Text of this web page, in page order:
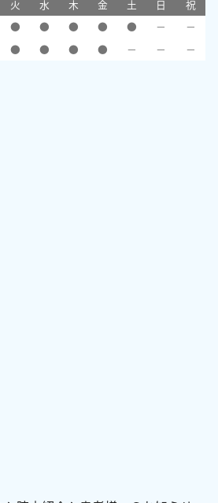
火 水 木 金 土 日
祝
● ● ● ● ● －
－
● ● ● ● － － －